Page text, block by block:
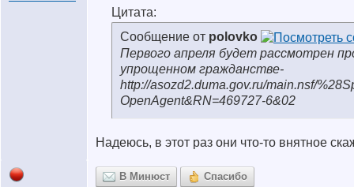
Цитата:
Сообщение от polovko
Первого апреля будет рассмотрен
упрощенном гражданстве-
http://asozd2.duma.gov.ru/main.nsf/
OpenAgent&RN=469727-6&02
Надеюсь, в этот раз они что-то внятное
В Минюст Спасибо